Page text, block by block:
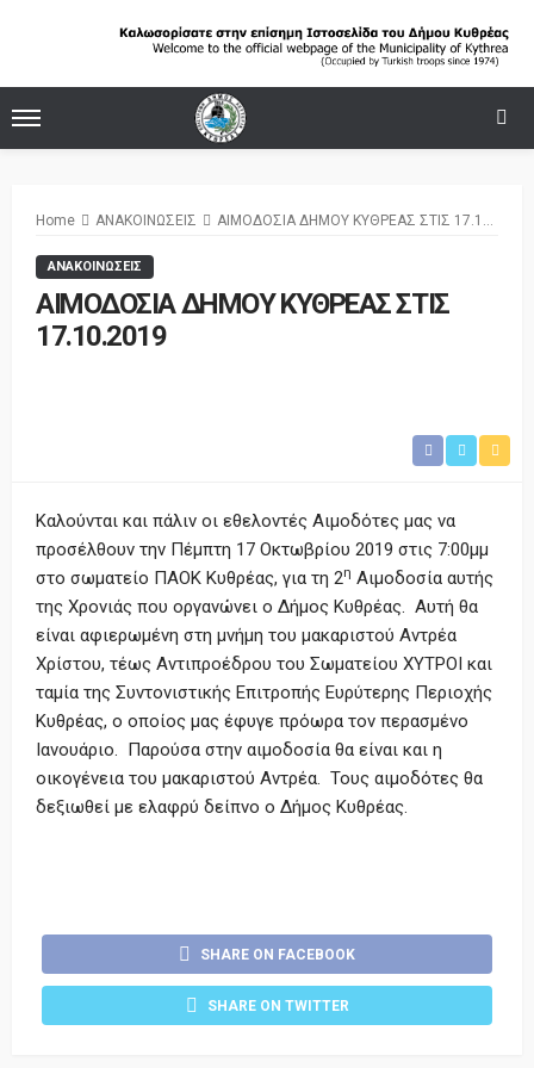
Home ΑΝΑΚΟΙΝΩΣΕΙΣ ΑΙΜΟΔΟΣΙΑ ΔΗΜΟΥ ΚΥΘΡΕΑΣ ΣΤΙΣ 17.10.2019
ΑΝΑΚΟΙΝΩΣΕΙΣ
ΑΙΜΟΔΟΣΙΑ ΔΗΜΟΥ ΚΥΘΡΕΑΣ ΣΤΙΣ
17.10.2019
Καλούνται και πάλιν οι εθελοντές Αιμοδότες μας να
προσέλθουν την Πέμπτη 17 Οκτωβρίου 2019 στις 7:00μμ
στο σωματείο ΠΑΟΚ Κυθρέας, για τη 2η Αιμοδοσία αυτής
της Χρονιάς που οργανώνει ο Δήμος Κυθρέας. Αυτή θα
είναι αφιερωμένη στη μνήμη του μακαριστού Αντρέα
Χρίστου, τέως Αντιπροέδρου του Σωματείου ΧΥΤΡΟΙ και
ταμία της Συντονιστικής Επιτροπής Ευρύτερης Περιοχής
Κυθρέας, ο οποίος μας έφυγε πρόωρα τον περασμένο
Ιανουάριο. Παρούσα στην αιμοδοσία θα είναι και η
οικογένεια του μακαριστού Αντρέα. Τους αιμοδότες θα
δεξιωθεί με ελαφρύ δείπνο ο Δήμος Κυθρέας.
SHARE ON FACEBOOK
SHARE ON TWITTER